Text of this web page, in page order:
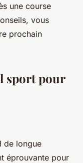
une course
vous
prochain
sport pour
de longue
éprouvante pour